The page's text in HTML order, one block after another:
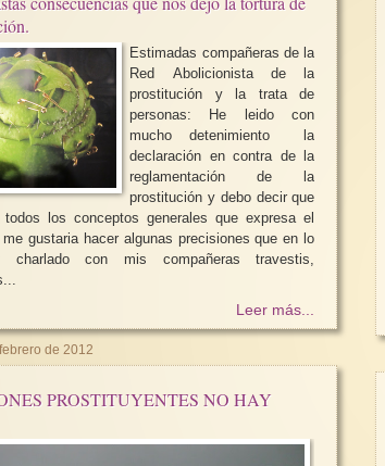
Estimadas compañeras de la
Red Abolicionista de la
prostitución y la trata de
personas: He leido con
mucho detenimiento la
declaración en contra de la
reglamentación de la
prostitución y debo decir que
los conceptos generales que expresa el
gustaria hacer algunas precisiones que en lo
charlado con mis compañeras travestis,
Leer más...
de 2012
PROSTITUYENTES NO HAY